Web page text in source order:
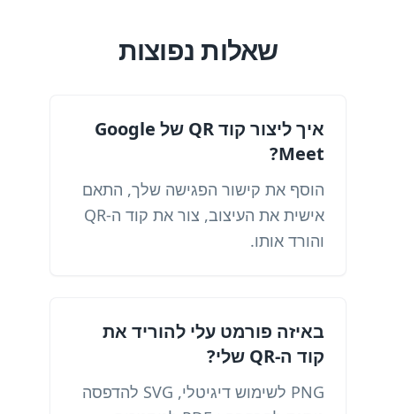
שאלות נפוצות
איך ליצור קוד QR של Google
Meet?
הוסף את קישור הפגישה שלך, התאם
אישית את העיצוב, צור את קוד ה-QR
והורד אותו.
באיזה פורמט עלי להוריד את
קוד ה-QR שלי?
PNG לשימוש דיגיטלי, SVG להדפסה